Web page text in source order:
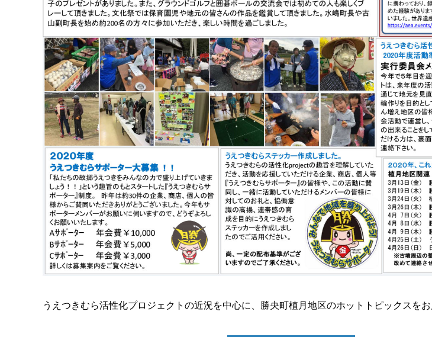
うえつきむら活性化プロジェクトの近況を中心に、勝央町植月地区のホットトピックスをお